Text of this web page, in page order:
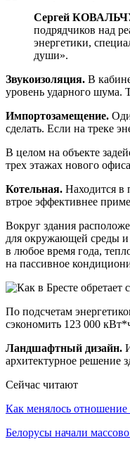
Сергей
подрядчиков над
энергетики,
души».
Звукоизоляция. В
уровень ударного шума.
Импортозамещение.
сделать. Если на треке
В целом на объекте
трех этажах нового
Котельная. Находится в
втрое эффективнее
Вокруг здания
для окружающей среды и
в любое время года,
на пассивное
По подсчетам
сэкономить 123 000
Ландшафтный дизайн.
архитектурное решение
Сейчас читают
Как менялось
Белорусы начали